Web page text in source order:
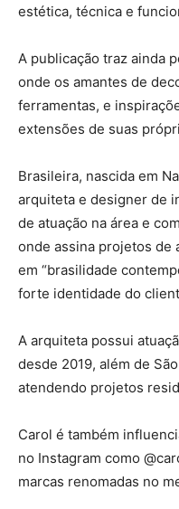
estética, técnica e
A publicação traz ainda
onde os amantes de
ferramentas, e
extensões de suas
Brasileira, nascida em
arquiteta e designer de
de atuação na área e
onde assina projetos de
em “brasilidade
forte identidade do
A arquiteta possui
desde 2019, além de
atendendo projetos
Carol é também
no Instagram como
marcas renomadas no